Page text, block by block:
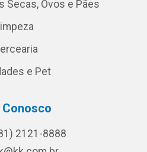
Secas, Ovos e Pães
e Pet
Conosco
2121-8888